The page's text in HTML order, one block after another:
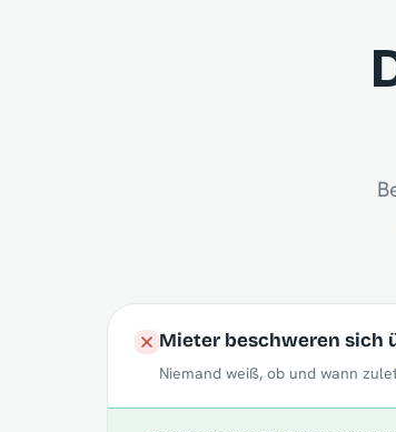
Mieter beschweren sich
Niemand weiß, ob und wann